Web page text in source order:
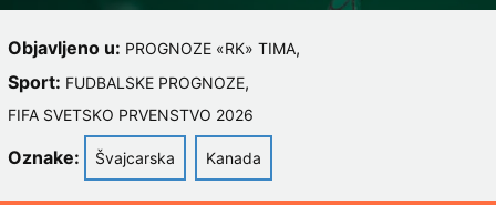
Objavljeno u: PROGNOZE «RK» TIMA,
Sport: FUDBALSKE PROGNOZE,
FIFA SVETSKO PRVENSTVO 2026
Oznake: Švajcarska Kanada